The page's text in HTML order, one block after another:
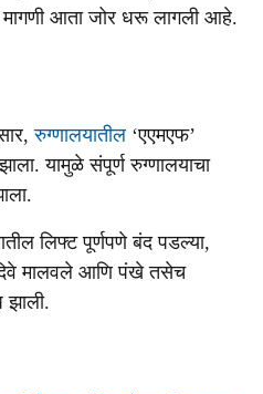
आता जोर धरू लागली आहे.
रुग्णालयातील ‘एएमएफ’
यामुळे संपूर्ण रुग्णालयाचा
लिफ्ट पूर्णपणे बंद पडल्या,
दिवे मालवले आणि पंखे तसेच
झाली.